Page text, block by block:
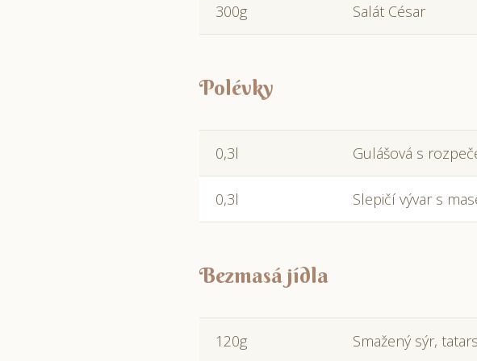
300g Salát César
Polévky
0,3l Gulášová s
0,3l Slepičí vývar s
Bezmasá jídla
120g Smažený sýr,